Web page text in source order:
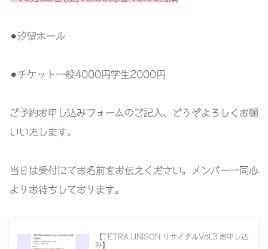
⚫︎汐留ホール
⚫︎チケット一般4000円学生2000円
ご予約お申し込みフォームのご記入、どうぞよろしくお願
いいたします。
当日は受付にてお名前をお伝えください。メンバー一同心
よりお待ちしております。
【TETRA UNISON リサイタルVol.3 お申し込
み】